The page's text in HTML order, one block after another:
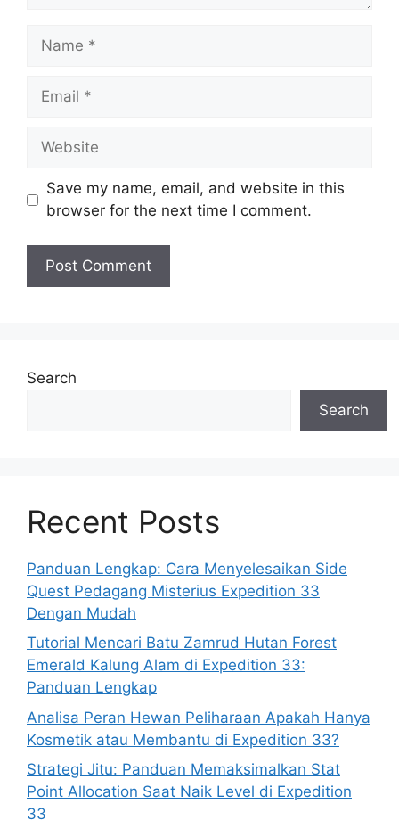
Name
Email
Website
Save my name, email, and website in this
browser for the next time I comment.
Search
Search
Recent Posts
Panduan Lengkap: Cara Menyelesaikan Side
Quest Pedagang Misterius Expedition 33
Dengan Mudah
Tutorial Mencari Batu Zamrud Hutan Forest
Emerald Kalung Alam di Expedition 33:
Panduan Lengkap
Analisa Peran Hewan Peliharaan Apakah Hanya
Kosmetik atau Membantu di Expedition 33?
Strategi Jitu: Panduan Memaksimalkan Stat
Point Allocation Saat Naik Level di Expedition
33